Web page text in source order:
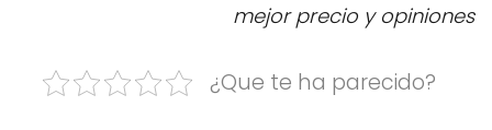
mejor precio y opiniones
¿Que te ha parecido?